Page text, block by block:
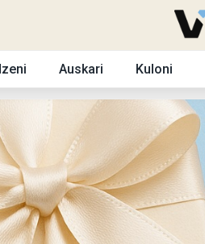
Auskari Kuloni